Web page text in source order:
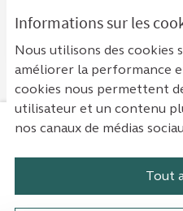
Informations sur les
Nous utilisons des cookies
améliorer la performance
cookies nous permettent
utilisateur et un contenu
nos canaux de médias
Tout
Mentions
Paramètres